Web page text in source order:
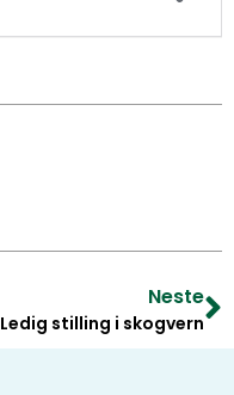
Neste
Ledig stilling i skogvern